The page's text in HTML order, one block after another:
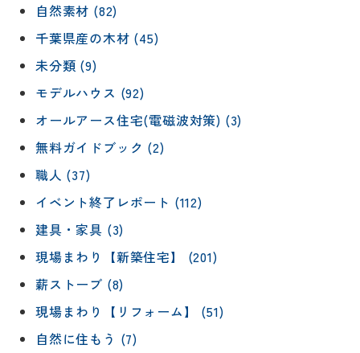
自然素材 (82)
千葉県産の木材 (45)
未分類 (9)
モデルハウス (92)
オールアース住宅(電磁波対策) (3)
無料ガイドブック (2)
職人 (37)
イベント終了レポート (112)
建具・家具 (3)
現場まわり【新築住宅】 (201)
薪ストーブ (8)
現場まわり【リフォーム】 (51)
自然に住もう (7)